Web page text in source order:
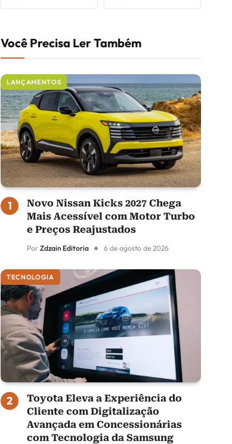
Você Precisa Ler Também
LANÇAMENTOS
Novo Nissan Kicks 2027 Chega
Mais Acessível com Motor Turbo
e Preços Reajustados
Por Zdzain Editoria 6 de agosto de 2026
TECNOLOGIA
Toyota Eleva a Experiência do
Cliente com Digitalização
Avançada em Concessionárias
com Tecnologia da Samsung